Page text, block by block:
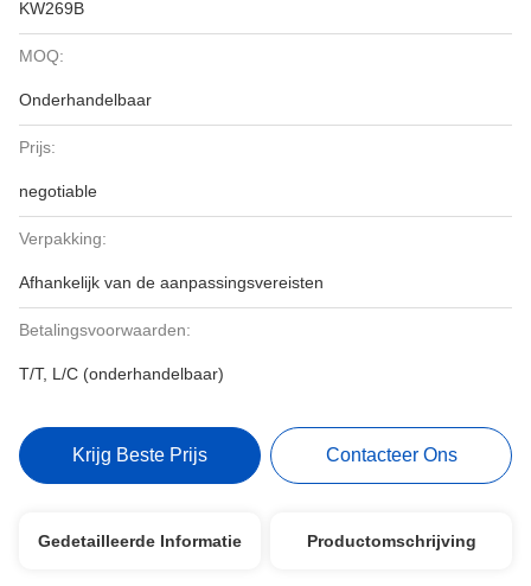
KW269B
MOQ:
Onderhandelbaar
Prijs:
negotiable
Verpakking:
Afhankelijk van de aanpassingsvereisten
Betalingsvoorwaarden:
T/T, L/C (onderhandelbaar)
Krijg Beste Prijs Contacteer Ons
Gedetailleerde Informatie Productomschrijving